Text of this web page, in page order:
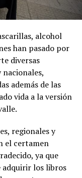
alcohol
han pasado por
diversas
además de las
vida a la versión
regionales y
el certamen
ya que
adquirir los libros